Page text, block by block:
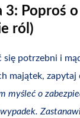
3: Poproś
ról)
się potrzebni i
majątek, zapytaj
myśleć o